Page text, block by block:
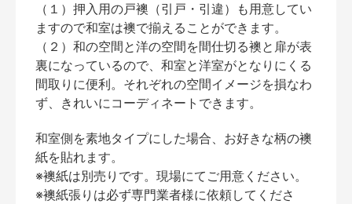
（１）押入用の戸襖（引戸・引違）も用意してい
ますので和室は襖で揃えることができます。
（２）和の空間と洋の空間を間仕切る襖と扉が表
裏になっているので、和室と洋室がとなりにくる
間取りに便利。それぞれの空間イメージを損なわ
ず、きれいにコーディネートできます。
和室側を素地タイプにした場合、お好きな柄の襖
紙を貼れます。
※襖紙は別売りです。現場にてご用意ください。
※襖紙張りは必ず専門業者様に依頼してくださ